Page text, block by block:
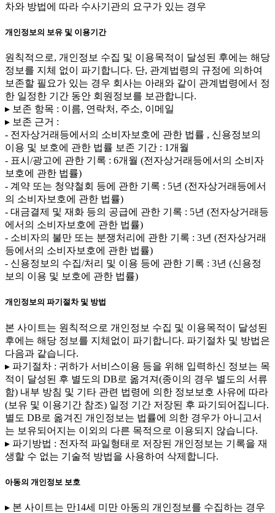
차와 방법에 따라 수사기관의 요구가 있는 경우
개인정보의 보유 및 이용기간
원칙적으로, 개인정보 수집 및 이용목적이 달성된 후에는 해당
정보를 지체 없이 파기합니다. 단, 관계법령의 규정에 의하여
보존할 필요가 있는 경우 회사는 아래와 같이 관계법령에서 정
한 일정한 기간 동안 회원정보를 보관합니다.
▸ 보존 항목 : 이름, 연락처, 주소, 이메일
▸ 보존 근거 :
- 전자상거래등에서의 소비자보호에 관한 법률 , 신용정보의
이용 및 보호에 관한 법률 보존 기간 : 1개월
- 표시/광고에 관한 기록 : 6개월 (전자상거래등에서의 소비자
보호에 관한 법률)
- 계약 또는 청약철회 등에 관한 기록 : 5년 (전자상거래등에서
의 소비자보호에 관한 법률)
- 대금결제 및 재화 등의 공급에 관한 기록 : 5년 (전자상거래등
에서의 소비자보호에 관한 법률)
- 소비자의 불만 또는 분쟁처리에 관한 기록 : 3년 (전자상거래
등에서의 소비자보호에 관한 법률)
- 신용정보의 수집/처리 및 이용 등에 관한 기록 : 3년 (신용정
보의 이용 및 보호에 관한 법률)
개인정보의 파기절차 및 방법
본 사이트는 원칙적으로 개인정보 수집 및 이용목적이 달성된
후에는 해당 정보를 지체없이 파기합니다. 파기절차 및 방법은
다음과 같습니다.
▸ 파기절차 : 귀하가 서비스이용 등을 위해 입력하신 정보는 목
적이 달성된 후 별도의 DB로 옮겨져(종이의 경우 별도의 서류
함) 내부 방침 및 기타 관련 법령에 의한 정보보호 사유에 따라
(보유 및 이용기간 참조) 일정 기간 저장된 후 파기되어집니다.
별도 DB로 옮겨진 개인정보는 법률에 의한 경우가 아니고서
는 보유되어지는 이외의 다른 목적으로 이용되지 않습니다.
▸ 파기방법 : 전자적 파일형태로 저장된 개인정보는 기록을 재
생할 수 없는 기술적 방법을 사용하여 삭제합니다.
아동의 개인정보 보호
▸ 본 사이트는 만14세 미만 아동의 개인정보를 수집하는 경우